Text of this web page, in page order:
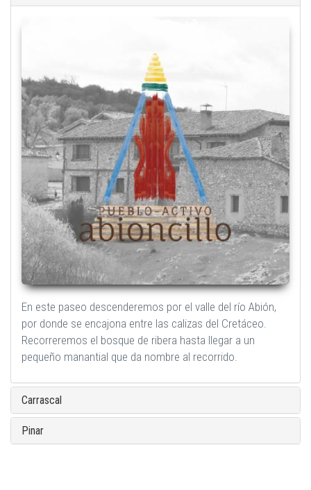
En este paseo descenderemos por el valle del río Abión,
por donde se encajona entre las calizas del Cretáceo.
Recorreremos el bosque de ribera hasta llegar a un
pequeño manantial que da nombre al recorrido.
Carrascal
Pinar